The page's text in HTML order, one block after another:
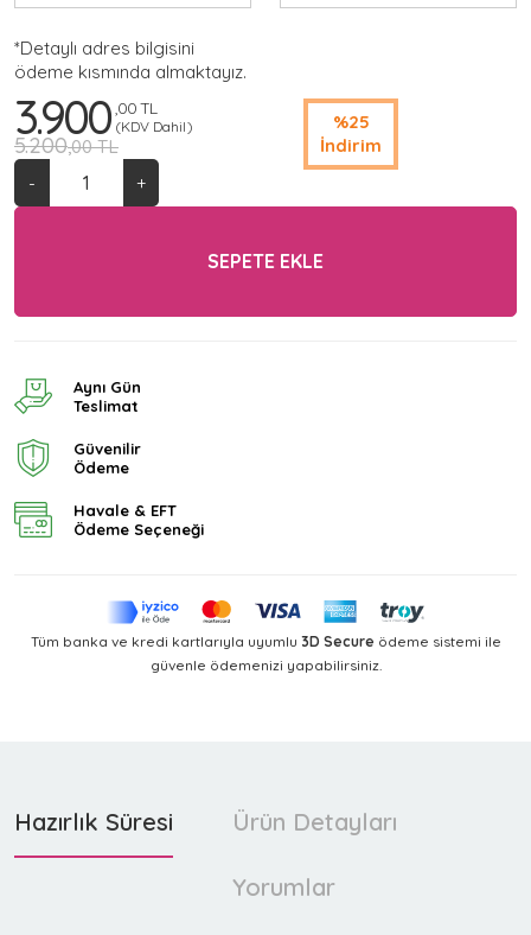
*Detaylı adres bilgisini
ödeme kısmında almaktayız.
%25
İndirim
3.900 ,00 TL
(KDV Dahil)
5.200,00 TL
-
+
SEPETE EKLE
Aynı Gün
Teslimat
Güvenilir
Ödeme
Havale & EFT
Ödeme Seçeneği
Tüm banka ve kredi kartlarıyla uyumlu 3D Secure ödeme sistemi ile
güvenle ödemenizi yapabilirsiniz.
Hazırlık Süresi Ürün Detayları
Yorumlar